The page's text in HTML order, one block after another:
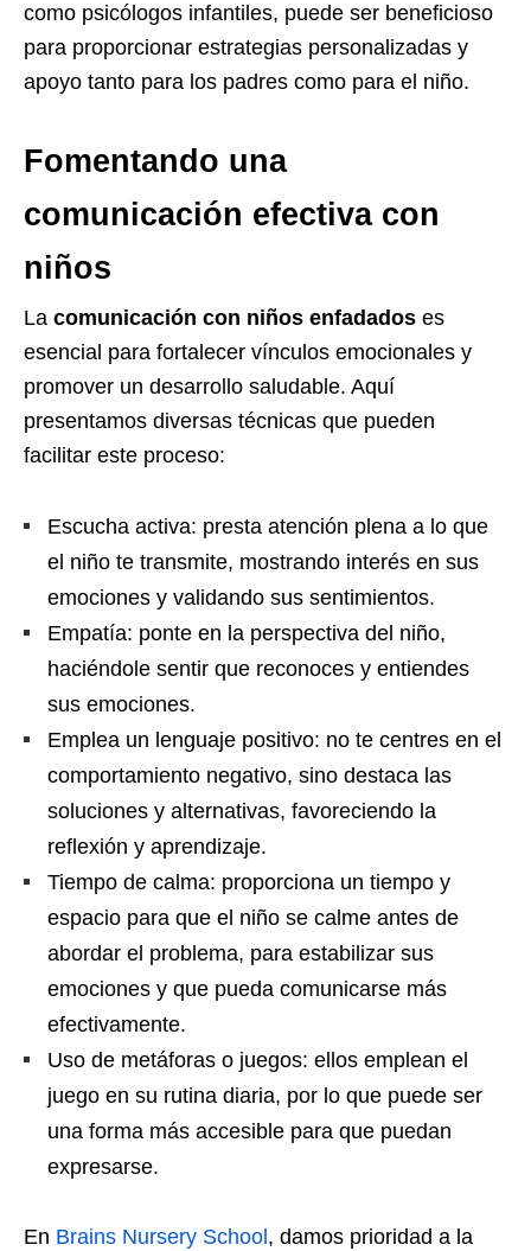
como psicólogos infantiles, puede ser beneficioso
para proporcionar estrategias personalizadas y
apoyo tanto para los padres como para el niño.
Fomentando una
comunicación efectiva con
niños
La comunicación con niños enfadados es
esencial para fortalecer vínculos emocionales y
promover un desarrollo saludable. Aquí
presentamos diversas técnicas que pueden
facilitar este proceso:
Escucha activa: presta atención plena a lo que
el niño te transmite, mostrando interés en sus
emociones y validando sus sentimientos.
Empatía: ponte en la perspectiva del niño,
haciéndole sentir que reconoces y entiendes
sus emociones.
Emplea un lenguaje positivo: no te centres en el
comportamiento negativo, sino destaca las
soluciones y alternativas, favoreciendo la
reflexión y aprendizaje.
Tiempo de calma: proporciona un tiempo y
espacio para que el niño se calme antes de
abordar el problema, para estabilizar sus
emociones y que pueda comunicarse más
efectivamente.
Uso de metáforas o juegos: ellos emplean el
juego en su rutina diaria, por lo que puede ser
una forma más accesible para que puedan
expresarse.
En Brains Nursery School , damos prioridad a la